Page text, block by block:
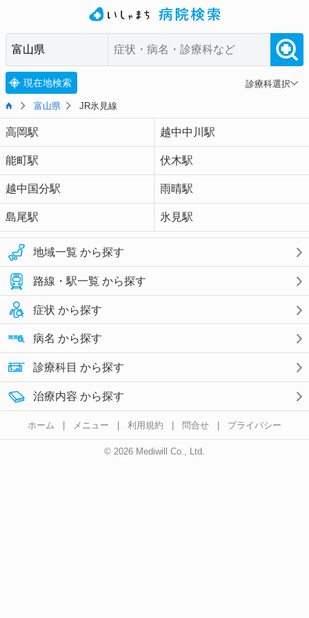
現在地検索 診療科選択
富山県 JR氷見線
高岡駅 越中中川駅
能町駅 伏木駅
越中国分駅 雨晴駅
島尾駅 氷見駅
地域一覧 から探す
路線・駅一覧 から探す
症状 から探す
病名 から探す
診療科目 から探す
治療内容 から探す
ホーム | メニュー | 利用規約 | 問合せ | プライバシー
© 2026 Mediwill Co., Ltd.